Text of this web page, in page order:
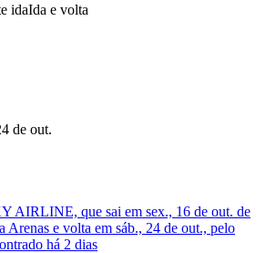
idaIda e volta
de out.
AIRLINE, que sai em sex., 16 de out. de
Arenas e volta em sáb., 24 de out., pelo
há 2 dias